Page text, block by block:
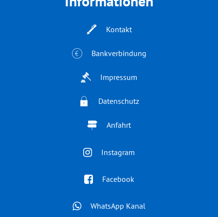
Kontakt
Bankverbindung
Impressum
Datenschutz
Anfahrt
Instagram
Facebook
WhatsApp Kanal